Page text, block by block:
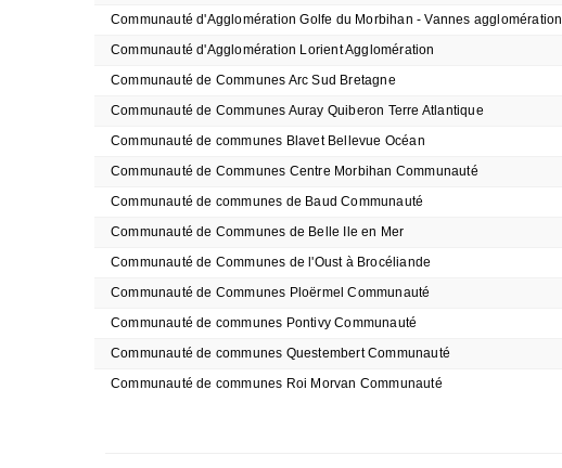
Communauté d'Agglomération Golfe du Morbihan - Vannes agglomération
Communauté d'Agglomération Lorient Agglomération
Communauté de Communes Arc Sud Bretagne
Communauté de Communes Auray Quiberon Terre Atlantique
Communauté de communes Blavet Bellevue Océan
Communauté de Communes Centre Morbihan Communauté
Communauté de communes de Baud Communauté
Communauté de Communes de Belle Ile en Mer
Communauté de Communes de l'Oust à Brocéliande
Communauté de Communes Ploërmel Communauté
Communauté de communes Pontivy Communauté
Communauté de communes Questembert Communauté
Communauté de communes Roi Morvan Communauté